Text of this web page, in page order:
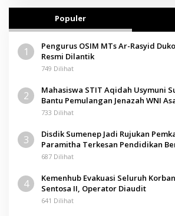
Populer
1
Pengurus OSIM MTs Ar-Rasyid
Resmi Dilantik
749 Dilihat
2
Mahasiswa STIT Aqidah Usymuni
Bantu Pemulangan Jenazah WNI
733 Dilihat
3
Disdik Sumenep Jadi Rujukan
Paramitha Terkesan Pendidikan
687 Dilihat
4
Kemenhub Evakuasi Seluruh
Sentosa II, Operator Diaudit
641 Dilihat